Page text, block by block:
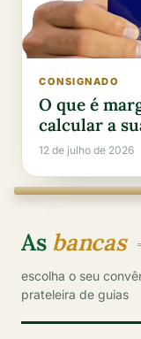
CONSIGNADO
O que é
calcular a
12 de julho de 2026
As bancas
escolha o seu
prateleira de guias